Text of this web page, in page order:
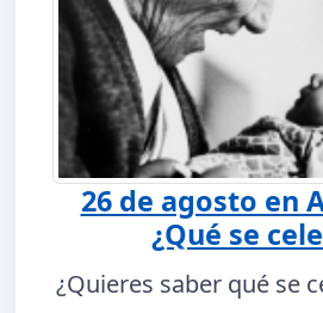
26 de agosto en
¿Qué se
¿Quieres saber qué se